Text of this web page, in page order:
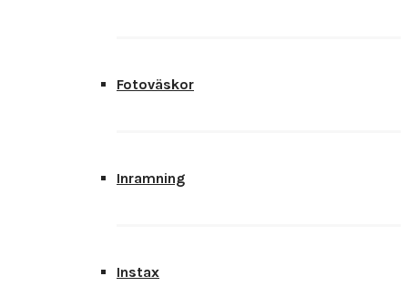
Fotoväskor
Inramning
Instax